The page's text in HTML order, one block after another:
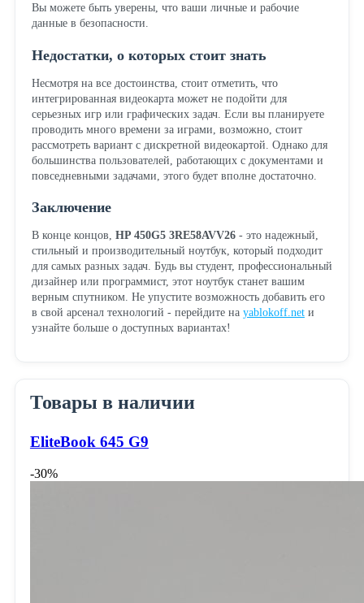
Вы можете быть уверены, что ваши личные и рабочие
данные в безопасности.
Недостатки, о которых стоит знать
Несмотря на все достоинства, стоит отметить, что
интегрированная видеокарта может не подойти для
серьезных игр или графических задач. Если вы планируете
проводить много времени за играми, возможно, стоит
рассмотреть вариант с дискретной видеокартой. Однако для
большинства пользователей, работающих с документами и
повседневными задачами, этого будет вполне достаточно.
Заключение
В конце концов, HP 450G5 3RE58AVV26- это надежный,
стильный и производительный ноутбук, который подходит
для самых разных задач. Будь вы студент, профессиональный
дизайнер или программист, этот ноутбук станет вашим
верным спутником. Не упустите возможность добавить его
в свой арсенал технологий - перейдите на yablokoff.netи
узнайте больше о доступных вариантах!
Товары в наличии
EliteBook 645 G9
-30%